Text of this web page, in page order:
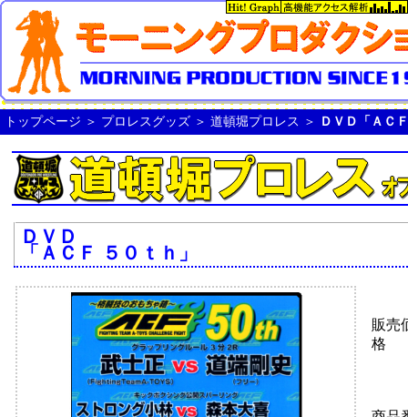
トップページ ＞ プロレスグッズ ＞ 道頓堀プロレス ＞ ＤＶＤ「ＡＣ
ＤＶＤ
「ＡＣＦ ５０ｔｈ」
販売
格